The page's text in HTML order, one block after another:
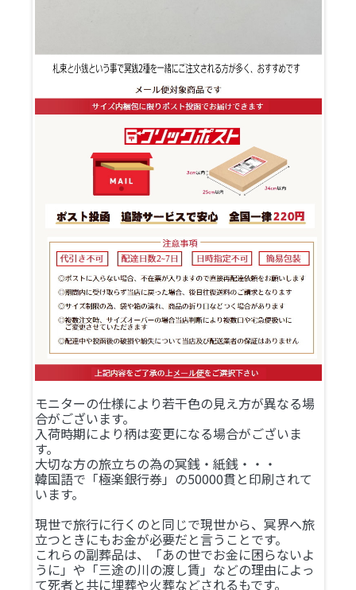
モニターの仕様により若干色の見え方が異なる場
合がございます。
入荷時期により柄は変更になる場合がございま
す。
大切な方の旅立ちの為の冥銭・紙銭・・・
韓国語で「極楽銀行券」の50000貫と印刷されて
います。
現世で旅行に行くのと同じで現世から、冥界へ旅
立つときにもお金が必要だと言うことです。
これらの副葬品は、「あの世でお金に困らないよ
うに」や「三途の川の渡し賃」などの理由によっ
て死者と共に埋葬や火葬などされるもです。